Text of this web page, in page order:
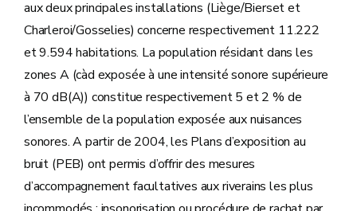
aux deux principales installations (Liège/Bierset et
Charleroi/Gosselies) concerne respectivement 11.222
et 9.594 habitations. La population résidant dans les
zones A (càd exposée à une intensité sonore supérieure
à 70 dB(A)) constitue respectivement 5 et 2 % de
l’ensemble de la population exposée aux nuisances
sonores. A partir de 2004, les Plans d’exposition au
bruit (PEB) ont permis d’offrir des mesures
d’accompagnement facultatives aux riverains les plus